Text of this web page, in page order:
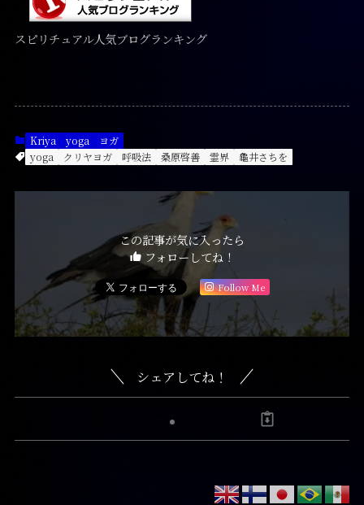
スピリチュアル人気ブログランキング
Kriya yoga
ヨガ
yoga
クリヤヨガ 呼吸法 桑原啓善 霊界 龜井さちを
この記事が気に入ったら
フォローしてね！
Follow Me
シェアしてね！